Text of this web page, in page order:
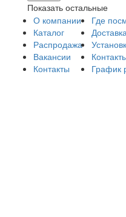
Показать остальные
О компании
Каталог
Распродажа
Вакансии
Контакты
Где
График